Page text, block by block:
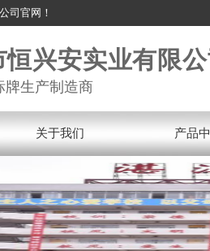
司官网！
兴安实业有限公
牌生产制造商
关于我们 产品